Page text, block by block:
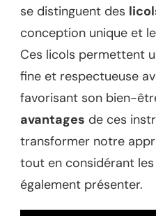
se distinguent des
conception unique et
Ces licols permettent
fine et respectueuse
favorisant son bien-
avantages de ces
transformer notre
tout en considérant les
également présenter.